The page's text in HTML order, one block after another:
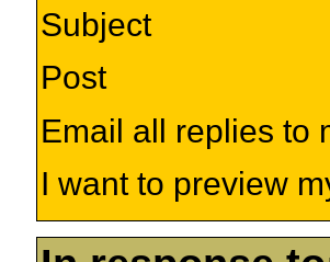
Subject
Post
Email all replies to
I want to preview